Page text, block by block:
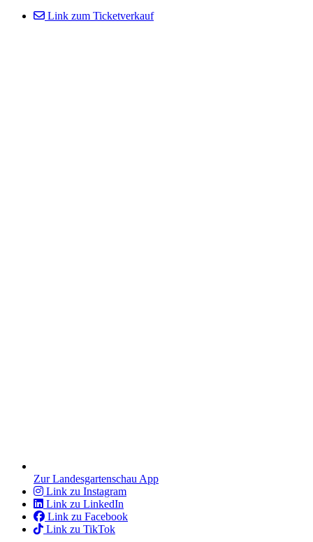
Link zum Ticketverkauf
Zur Landesgartenschau App
Link zu Instagram
Link zu LinkedIn
Link zu Facebook
Link zu TikTok